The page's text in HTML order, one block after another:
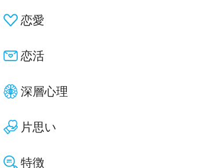
恋愛
恋活
深層心理
片思い
特徴